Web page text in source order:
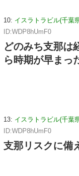
10: イスラトラビル(千葉
ID:WDP8hUmF0
どのみち支那は
ら時期が早まっ
13: イスラトラビル(千葉
ID:WDP8hUmF0
支那リスクに備